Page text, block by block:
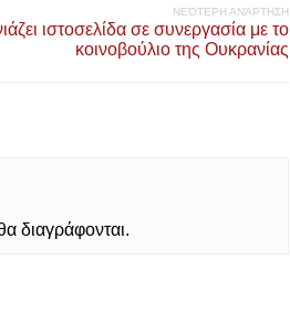
ΝΕΌΤΕΡΗ ΑΝΆΡΤΗΣΗ
ιστοσελίδα σε συνεργασία με το
κοινοβούλιο της Ουκρανίας
διαγράφονται.